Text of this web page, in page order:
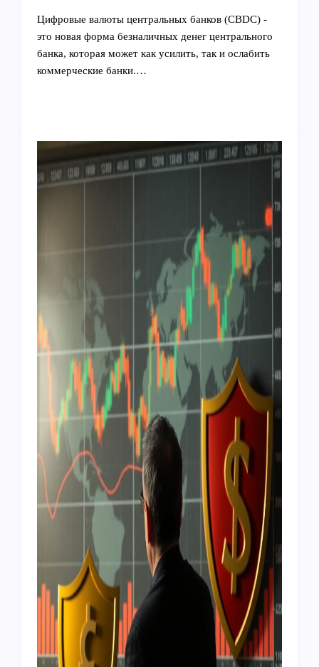
Цифровые валюты центральных банков (CBDC) -
это новая форма безналичных денег центрального
банка, которая может как усилить, так и ослабить
коммерческие банки.…